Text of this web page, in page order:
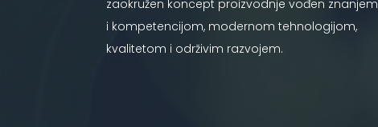
zaokružen koncept proizvodnje vođen znanjem
i kompetencijom, modernom tehnologijom,
kvalitetom i održivim razvojem.